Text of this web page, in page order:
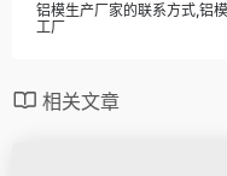
铝模生产厂家的联系方式,铝
工厂
相关文章